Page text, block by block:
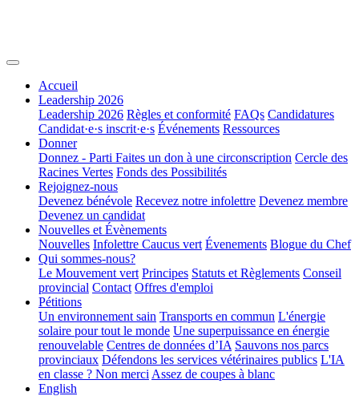
Accueil
Leadership 2026
Leadership 2026 Règles et conformité FAQs Candidatures
Candidat·e·s inscrit·e·s Événements Ressources
Donner
Donnez - Parti Faites un don à une circonscription Cercle des
Racines Vertes Fonds des Possibilités
Rejoignez-nous
Devenez bénévole Recevez notre infolettre Devenez membre
Devenez un candidat
Nouvelles et Évènements
Nouvelles Infolettre Caucus vert Évenements Blogue du Chef
Qui sommes-nous?
Le Mouvement vert Principes Statuts et Règlements Conseil
provincial Contact Offres d'emploi
Pétitions
Un environnement sain Transports en commun L'énergie
solaire pour tout le monde Une superpuissance en énergie
renouvelable Centres de données d’IA Sauvons nos parcs
provinciaux Défendons les services vétérinaires publics L'IA
en classe ? Non merci Assez de coupes à blanc
English